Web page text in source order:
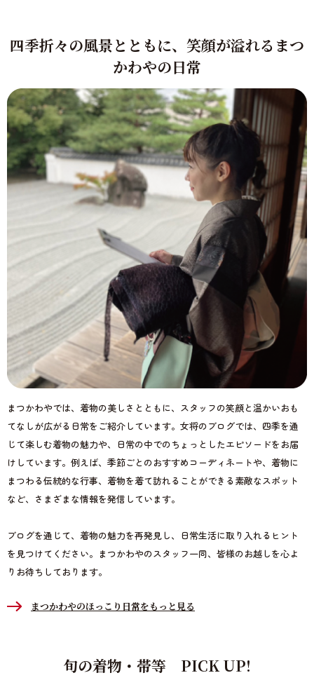
四季折々の風景とともに、笑顔が溢れるまつ
かわやの日常
まつかわやでは、着物の美しさとともに、スタッフの笑顔と温かいおも
てなしが広がる日常をご紹介しています。女将のブログでは、四季を通
じて楽しむ着物の魅力や、日常の中でのちょっとしたエピソードをお届
けしています。例えば、季節ごとのおすすめコーディネートや、着物に
まつわる伝統的な行事、着物を着て訪れることができる素敵なスポット
など、さまざまな情報を発信しています。
ブログを通じて、着物の魅力を再発見し、日常生活に取り入れるヒント
を見つけてください。まつかわやのスタッフ一同、皆様のお越しを心よ
りお待ちしております。
まつかわやのほっこり日常をもっと見る
旬の着物・帯等 PICK UP!